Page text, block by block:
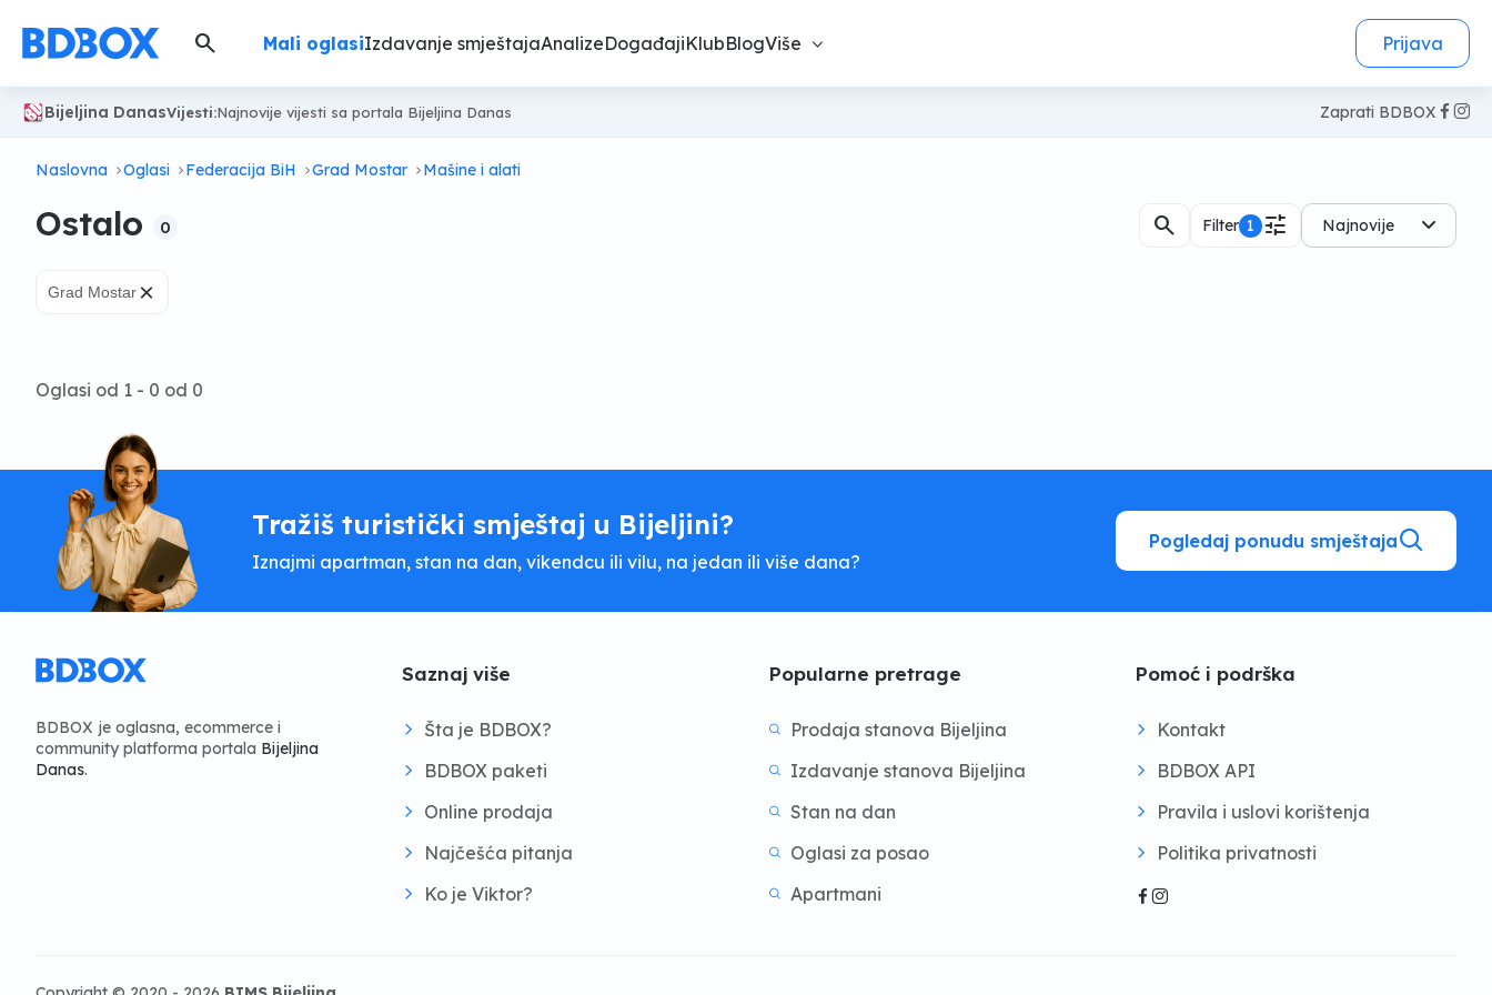
search Mali oglasiIzdavanje smještajaAnalizeDogađajiKlubBlogViše Prijava
Bijeljina DanasVijesti:Najnovije vijesti sa portala Bijeljina Danas Zaprati BDBOX
Naslovna Oglasi Federacija BiH Grad Mostar Mašine i alati
Ostalo 0 search Filter 1 tune Najnovije
Grad Mostar×
Oglasi od 1 - 0 od 0
Tražiš turistički smještaj u Bijeljini?
Iznajmi apartman, stan na dan, vikendcu ili vilu, na jedan ili više dana?
Pogledaj ponudu smještaja
BDBOX je oglasna, ecommerce i
community platforma portala Bijeljina
Danas.
Saznaj više
Šta je BDBOX?
BDBOX paketi
Online prodaja
Najčešća pitanja
Ko je Viktor?
Popularne pretrage
Prodaja stanova Bijeljina
Izdavanje stanova Bijeljina
Stan na dan
Oglasi za posao
Apartmani
Pomoć i podrška
Kontakt
BDBOX API
Pravila i uslovi korištenja
Politika privatnosti